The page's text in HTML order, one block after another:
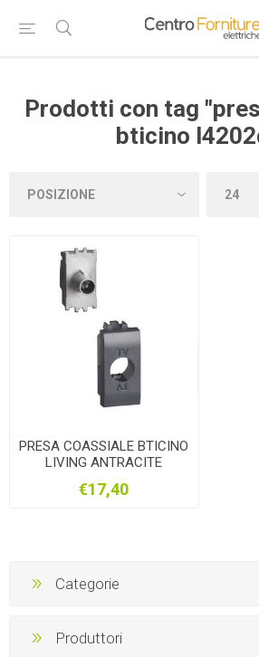
Prodotti con tag
bticino
PRESA COASSIALE BTICINO
LIVING ANTRACITE
€17,40
Categorie
Produttori